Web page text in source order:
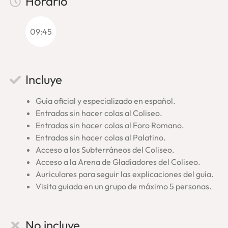
contemplar el montacargas que permitía el acceso a la
Un tour por el Coliseo muy
especial: Subterráneos,
Arena, Foro Romano y
Palatino
Esta visión de los antiguos subterráneos, de losentresijos
del Coliseo, es realmente única e inédita para la mayoría de
los visitantes. Te permitirá, por tanto, asombrarte por la
grandeza y dimensiones del monumento. Además,
09:45
Incluye
Guía oficial y especializado en español.
Entradas sin hacer colas al Coliseo.
Entradas sin hacer colas al Foro Romano.
Entradas sin hacer colas al Palatino.
Acceso a los Subterráneos del Coliseo.
Acceso a la Arena de Gladiadores del Coliseo.
Auriculares para seguir las explicaciones del guía.
Visita guiada en un grupo de máximo 5 personas.